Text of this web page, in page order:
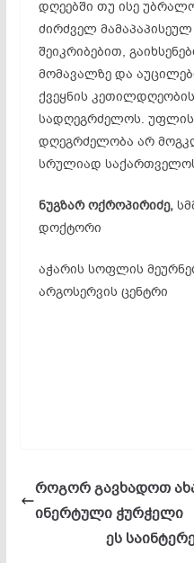
დღეებში თუ ისე
ძირძველ
შეიკრიბებით,
მომავალზე და
ქვეყნის
სადღეგრძელოს.
დღეგრძელობა არ
სრულიად
ნუგზარ ოქროპირიძე,
დოქტორი
აჭარის სოფლის
არგოსერვის ცენტრი
როგორ გავხადოთ
ინერტული ჭურჭელი
ეს